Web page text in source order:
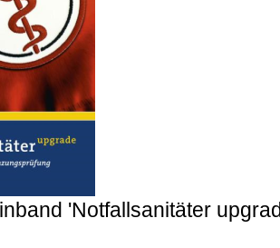
'Notfallsanitäter